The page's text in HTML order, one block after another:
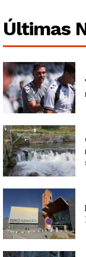
Últimas